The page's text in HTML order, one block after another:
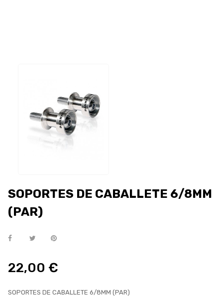
SOPORTES DE CABALLETE 6/8MM
(PAR)
22,00 €
SOPORTES DE CABALLETE 6/8MM (PAR)